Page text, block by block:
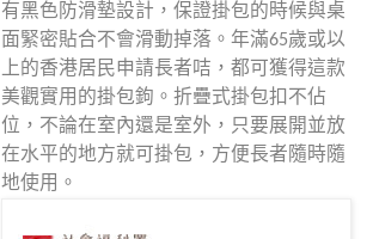
有黑色防滑墊設計，保證掛包的時候與桌
面緊密貼合不會滑動掉落。年滿65歲或以
上的香港居民申請長者咭，都可獲得這款
美觀實用的掛包鉤。折疊式掛包扣不佔
位，不論在室內還是室外，只要展開並放
在水平的地方就可掛包，方便長者隨時隨
地使用。